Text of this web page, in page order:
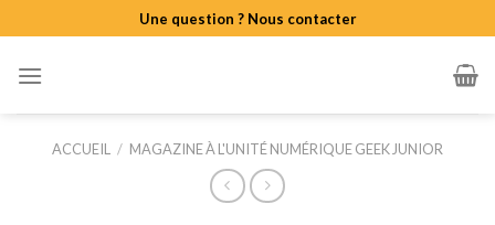
to
content
Une question ? Nous contacter
ACCUEIL / MAGAZINE À L'UNITÉ NUMÉRIQUE GEEK JUNIOR